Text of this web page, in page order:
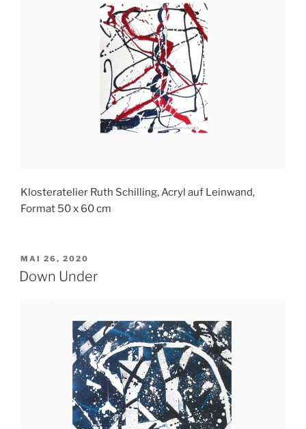
Klosteratelier Ruth Schilling, Acryl auf Leinwand,
Format 50 x 60 cm
VERÖFFENTLICHT
AM
MAI 26, 2020
Down Under